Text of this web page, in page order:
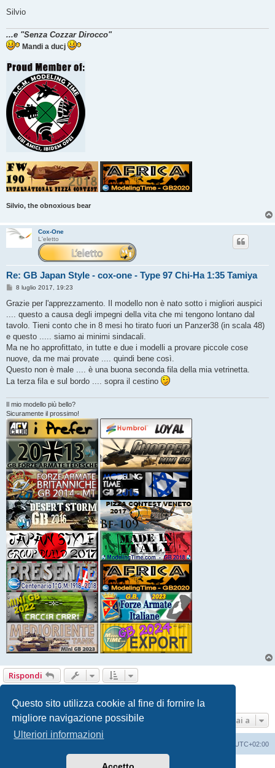
Questo sito utilizza cookie al fine di fornire la
migliore navigazione possibile
Ulteriori informazioni
i
Silvio
...e "Senza Cozzar Dirocco"
Mandi a ducj
Silvio, the obnoxious bear
Cox-One
L'eletto
Re: GB Japan Style - cox-one - Type 97 Chi-Ha 1:35 Tamiya
M
s
a
g
i
o
8 luglio 2017, 19:23
Grazie per l'apprezzamento. Il modello non è nato sotto i migliori auspici
.... questo a causa degli impegni della vita che mi tengono lontano dal
tavolo. Tieni conto che in 8 mesi ho tirato fuori un Panzer38 (in scala 48)
e questo ..... siamo ai minimi sindacali.
Ma ne ho approfittato, in tutte e due i modelli a provare piccole cose
nuove, da me mai provate .... quindi bene così.
Questo non è male .... è una buona seconda fila della mia vetrinetta.
La terza fila e sul bordo .... sopra il cestino
Il mio modello più bello?
Sicuramente il prossimo!
Rispondi
Vai a
UTC+02:00
phpBB® Forum Software © phpBB Limited